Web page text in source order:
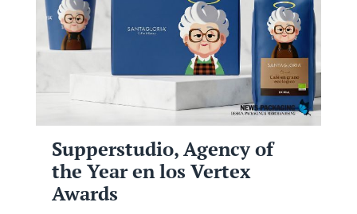
Supperstudio, Agency of
the Year en los Vertex
Awards